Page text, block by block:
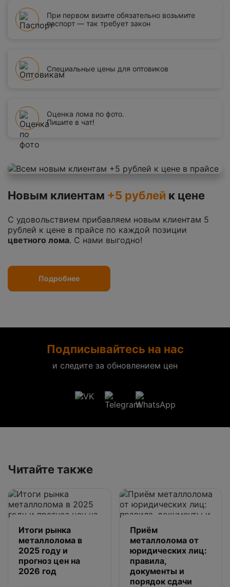
При первом визите обязательно возьмите
паспорт — так требует закон
Специальные цены для оптовиков
Оценка лома по фото.
Пишите в чат!
Новым клиентам +5 рублей к цене
С удовольствием прибавляем новым клиентам 5
рублей к цене в прайсе по каждой позиции
цветного лома. С нами выгодно!
Подробнее
Подписывайтесь на нас
и следите за обновлением цен
Читайте также
Итоги рынка
металлолома в
2025 году и
прогноз цен на
2026 год
Приём
металлолома от
юридических лиц:
правила,
документы и
порядок сдачи